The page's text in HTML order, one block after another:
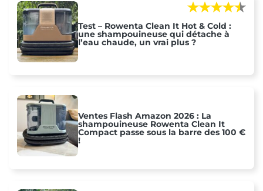
Test – Rowenta Clean It Hot & Cold :
une shampouineuse qui détache à
l’eau chaude, un vrai plus ?
Ventes Flash Amazon 2026 : La
shampouineuse Rowenta Clean It
Compact passe sous la barre des 100 €
!